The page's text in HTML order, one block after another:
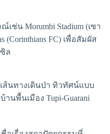
น Morumbi Stadium (เซา
(Corinthians FC) เพื่อสัมผัส
ล
ส้นทางเดินป่า ทิวทัศน์แบบ
นพื้นเมือง Tupi-Guarani